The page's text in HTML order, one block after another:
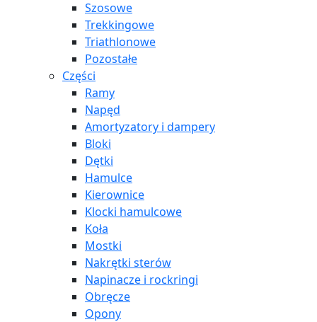
Szosowe
Trekkingowe
Triathlonowe
Pozostałe
Części
Ramy
Napęd
Amortyzatory i dampery
Bloki
Dętki
Hamulce
Kierownice
Klocki hamulcowe
Koła
Mostki
Nakrętki sterów
Napinacze i rockringi
Obręcze
Opony